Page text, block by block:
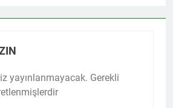
yayınlanmayacak. Gerekli